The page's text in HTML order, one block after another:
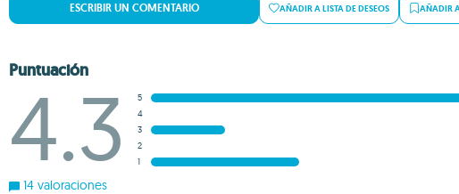
ESCRIBIR UN COMENTARIO AÑADIR A LISTA DE DESEOS AÑADIR
Puntuación
4.3
5
4
3
2
1
14 valoraciones